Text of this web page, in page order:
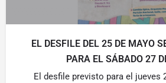
EL DESFILE DEL 25 DE MAYO
PARA EL SÁBADO 27
El desfile previsto para el jueves